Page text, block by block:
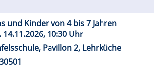
und Kinder von 4 bis 7 Jahren
14.11.2026, 10:30 Uhr
Pavillon 2, Lehrküche